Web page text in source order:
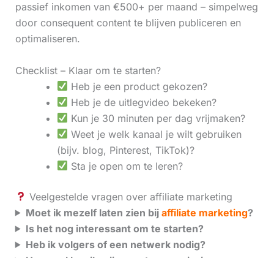
passief inkomen van €500+ per maand – simpelweg
door consequent content te blijven publiceren en
optimaliseren.
Checklist – Klaar om te starten?
Heb je een product gekozen?
Heb je de uitlegvideo bekeken?
Kun je 30 minuten per dag vrijmaken?
Weet je welk kanaal je wilt gebruiken
(bijv. blog, Pinterest, TikTok)?
Sta je open om te leren?
Veelgestelde vragen over affiliate marketing
Moet ik mezelf laten zien bij affiliate marketing?
Is het nog interessant om te starten?
Heb ik volgers of een netwerk nodig?